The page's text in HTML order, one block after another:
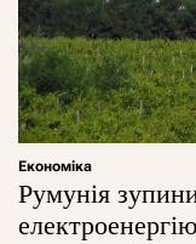
Економіка
Румунія